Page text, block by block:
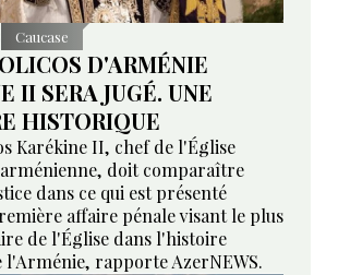
Caucase
D'ARMÉNIE
II SERA JUGÉ. UNE
HISTORIQUE
Karékine II, chef de l'Église
doit comparaître
dans ce qui est présenté
affaire pénale visant le plus
de l'Église dans l'histoire
l'Arménie, rapporte AzerNEWS.